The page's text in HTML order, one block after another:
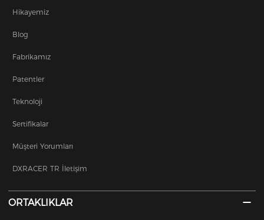
Hikayemiz
Blog
Fabrikamız
Patentler
Teknoloji
Sertifikalar
Müşteri Yorumları
DXRACER TR İletişim
ORTAKLIKLAR